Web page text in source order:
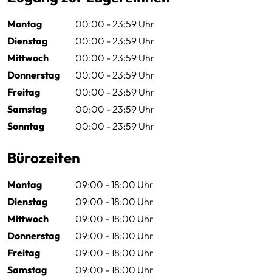
Montag
00:00 - 23:59 Uhr
Dienstag
00:00 - 23:59 Uhr
Mittwoch
00:00 - 23:59 Uhr
Donnerstag
00:00 - 23:59 Uhr
Freitag
00:00 - 23:59 Uhr
Samstag
00:00 - 23:59 Uhr
Sonntag
00:00 - 23:59 Uhr
Bürozeiten
Montag
09:00 - 18:00 Uhr
Dienstag
09:00 - 18:00 Uhr
Mittwoch
09:00 - 18:00 Uhr
Donnerstag
09:00 - 18:00 Uhr
Freitag
09:00 - 18:00 Uhr
Samstag
09:00 - 18:00 Uhr